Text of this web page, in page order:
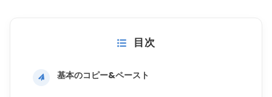
目次
基本のコピー&ペースト